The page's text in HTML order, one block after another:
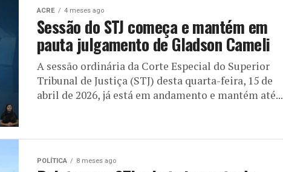
ACRE 4 meses ago
Sessão do STJ começa e mantém em
pauta julgamento de Gladson Cameli
A sessão ordinária da Corte Especial do Superior
Tribunal de Justiça (STJ) desta quarta-feira, 15 de
abril de 2026, já está em andamento e mantém até...
POLÍTICA 8 meses ago